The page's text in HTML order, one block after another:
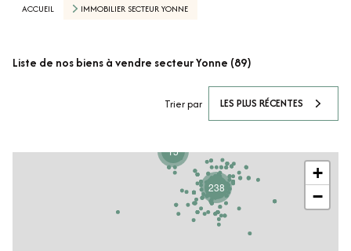
ACCUEIL IMMOBILIER SECTEUR YONNE
Liste de nos biens à vendre secteur Yonne (89)
Trier par LES PLUS RÉCENTES
15
238
+
−